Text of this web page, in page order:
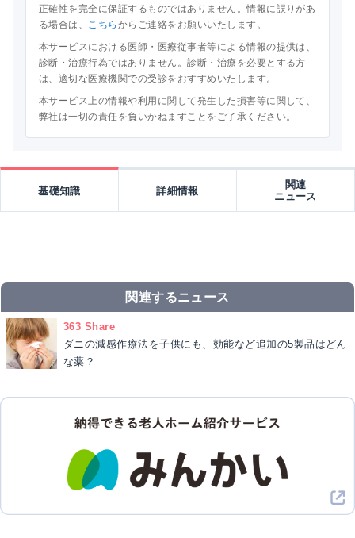
正確性を完全に保証するものではありません。情報に誤りがあ
る場合は、 こちら からご連絡をお願いいたします。
本サービスにおける医師・医療従事者等による情報の提供は、
診断・治療行為ではありません。診断・治療を必要とする方
は、適切な医療機関での受診をおすすめいたします。
本サービス上の情報や利用に関して発生した損害等に関して、
弊社は一切の責任を負いかねますことをご了承ください。
基礎知識 詳細情報
関連
ニュース
関連するニュース
363 Share
ダニの減感作療法を子供にも、効能など追加の5製品はどん
な薬？